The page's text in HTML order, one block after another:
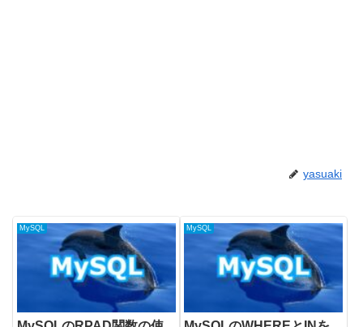
yasuaki
MySQL MySQL